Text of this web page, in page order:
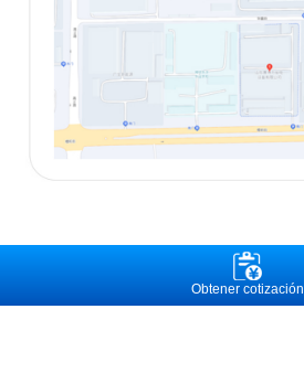
Obtener cotización